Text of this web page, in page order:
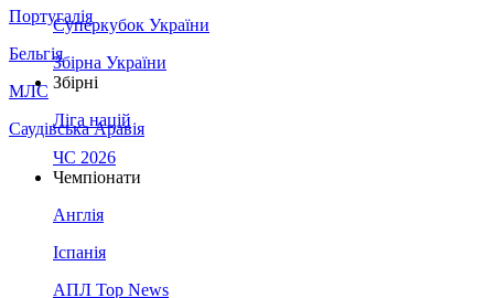
Португалія
Бельгія
МЛС
Саудівська Аравія
Суперкубок України
Збірна України
Збірні
Ліга націй
ЧС 2026
Чемпіонати
Англія
Іспанія
АПЛ Top News